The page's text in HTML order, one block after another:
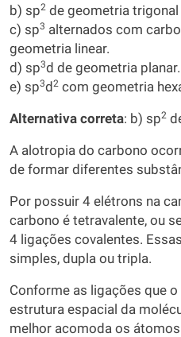
b) sp2 de geometria trigonal
c) sp3 alternados com
geometria linear.
d) sp3d de geometria planar.
e) sp3d2 com geometria
Alternativa correta: b) sp2
A alotropia do carbono
de formar diferentes
Por possuir 4 elétrons na
carbono é tetravalente, ou
4 ligações covalentes.
simples, dupla ou tripla.
Conforme as ligações que
estrutura espacial da
melhor acomoda os